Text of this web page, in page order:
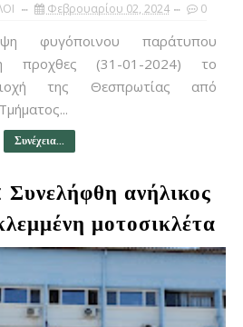
Φεβρουαρίου 02, 2024 0
φυγόποινου παράτυπου
προχθες (31-01-2024) το
της Θεσπρωτίας από
Συνέχεια...
ανήλικος
μοτοσικλέτα